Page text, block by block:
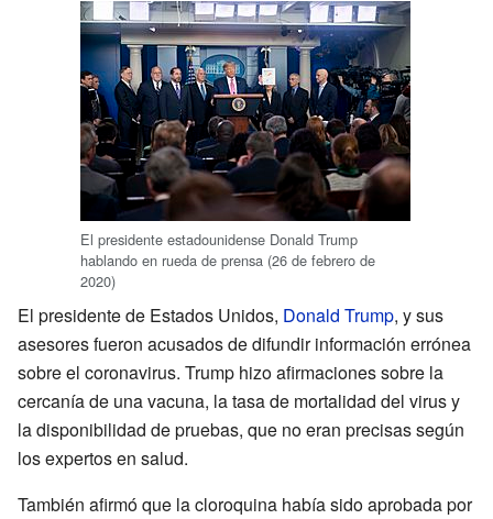
El presidente estadounidense Donald Trump
hablando en rueda de prensa (26 de febrero de
2020)
El presidente de Estados Unidos, Donald Trump, y sus
asesores fueron acusados de difundir información errónea
sobre el coronavirus. Trump hizo afirmaciones sobre la
cercanía de una vacuna, la tasa de mortalidad del virus y
la disponibilidad de pruebas, que no eran precisas según
los expertos en salud.
También afirmó que la cloroquina había sido aprobada por